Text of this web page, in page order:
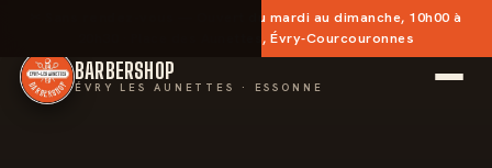
— Ouvert du mardi au dimanche, 10h00 à
20h30 · Place des Aunettes, Évry-Courcouronnes
BARBERSHOP
ÉVRY LES AUNETTES · ESSONNE